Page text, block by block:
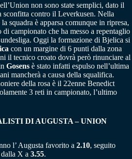
non sono state semplici, dato il
sconfitta contro il Leverkusen. Nella
squadra è apparsa comunque in ripresa,
campionato che ha messo a repentaglio
Oggi la formazione di Bjelica si
con un margine di 6 punti dalla zona
il tecnico croato dovrà però rinunciare al
Gosens è stato infatti espulso nell’ultima
mancherà a causa della squalifica.
della rosa è il 22enne Benedict
3 reti in campionato, l’ultimo
DI AUGUSTA – UNION
l’ Augusta favorito a 2.10, seguito
dalla X a 3.55.